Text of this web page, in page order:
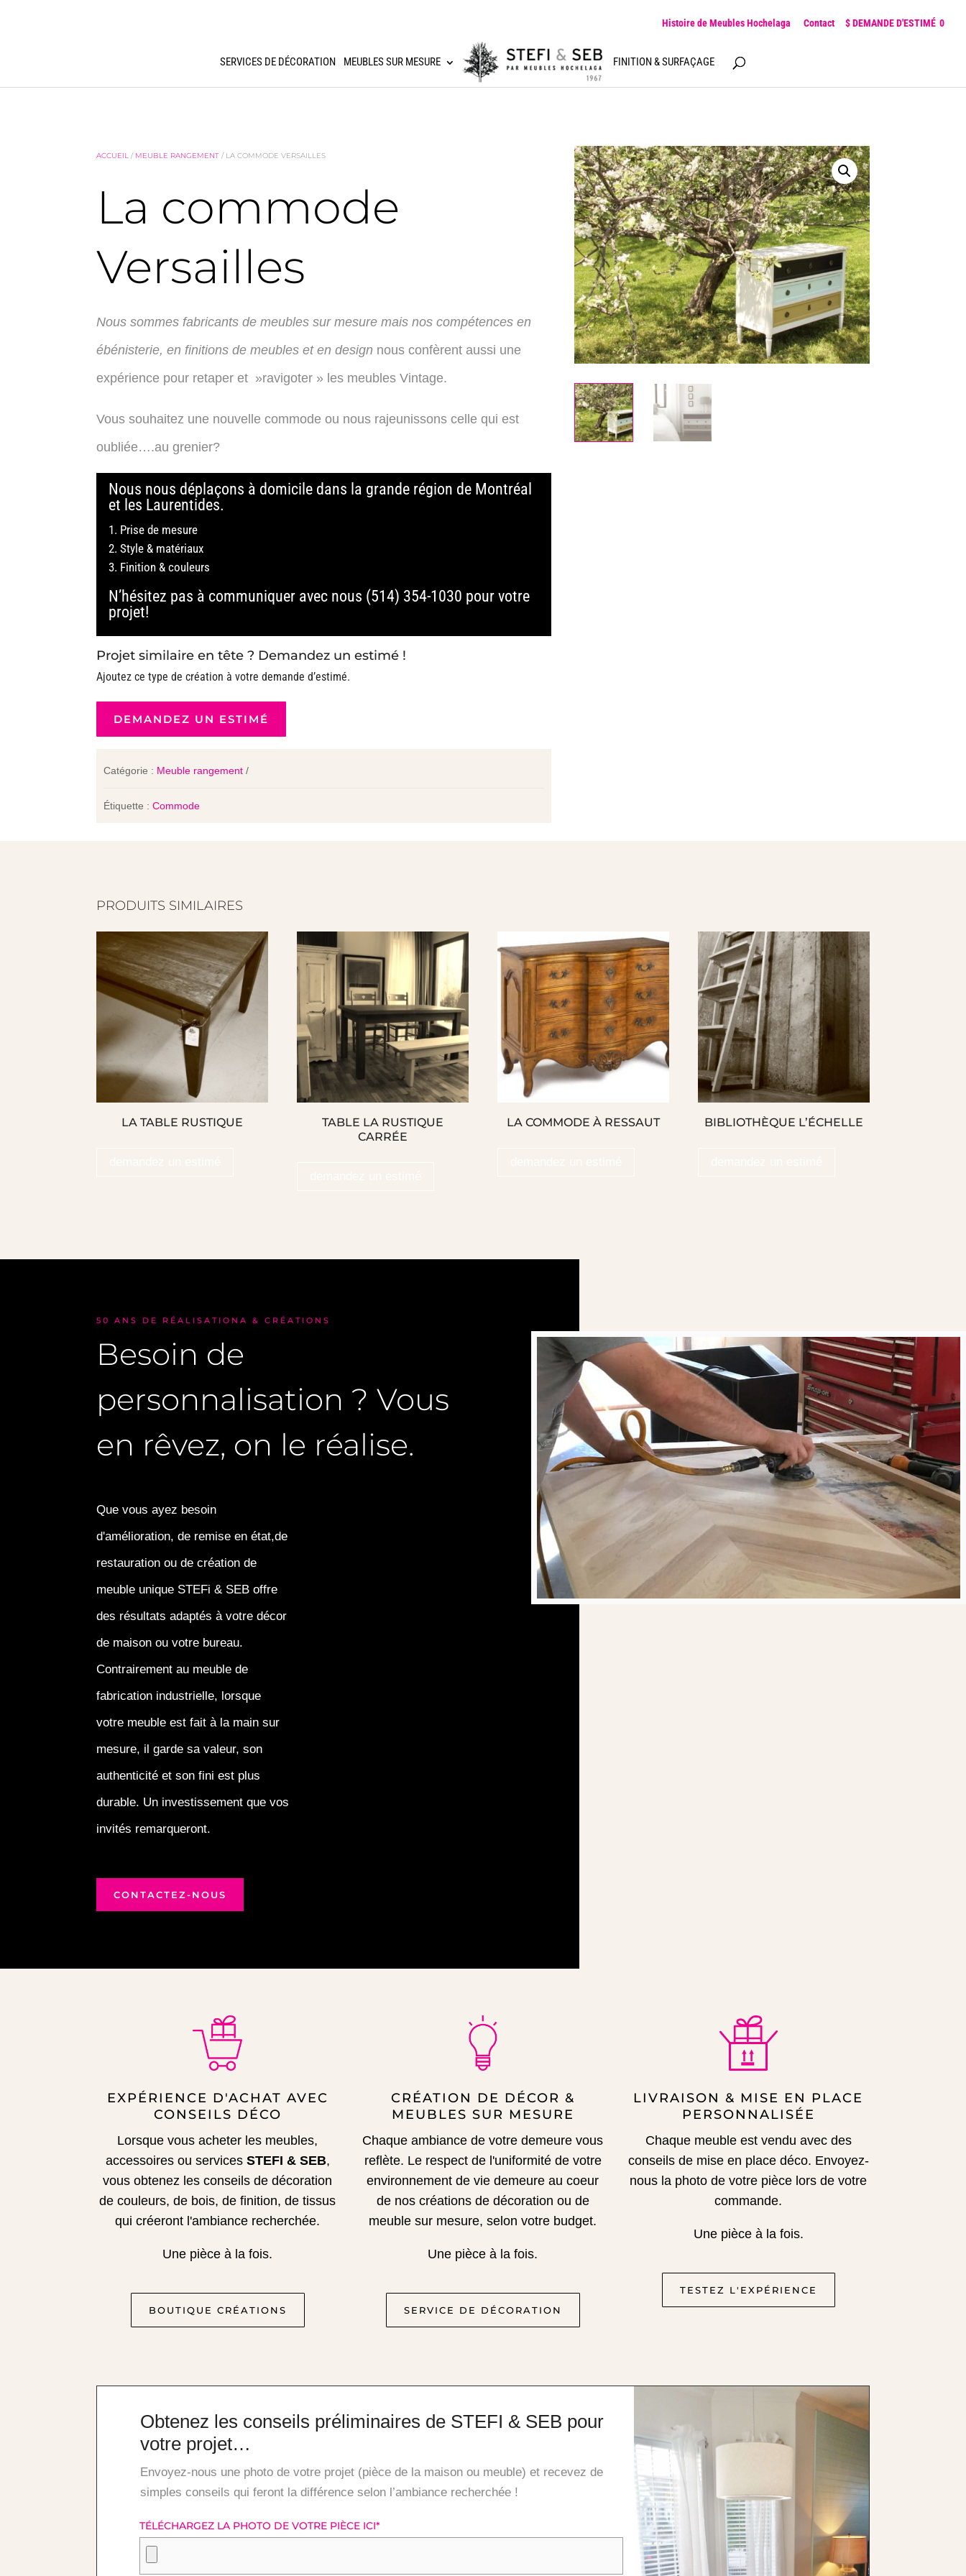
Histoire de Meubles Hochelaga Contact 0
SERVICES DE DÉCORATION MEUBLES SUR MESURE FINITION & SURFAÇAGE
ACCUEIL / MEUBLE RANGEMENT / LA COMMODE VERSAILLES
La commode
Versailles
Nous sommes fabricants de meubles sur mesure mais nos compétences en
ébénisterie, en finitions de meubles et en design nous confèrent aussi une
expérience pour retaper et »ravigoter » les meubles Vintage.
Vous souhaitez une nouvelle commode ou nous rajeunissons celle qui est
oubliée….au grenier?
Nous nous déplaçons à domicile dans la grande région de Montréal
et les Laurentides.
Prise de mesure
Style & matériaux
Finition & couleurs
N’hésitez pas à communiquer avec nous (514) 354-1030 pour votre
projet!
Projet similaire en tête ? Demandez un estimé !
Ajoutez ce type de création à votre demande d’estimé.
DEMANDEZ UN ESTIMÉ
Catégorie : Meuble rangement
Étiquette :Commode
PRODUITS SIMILAIRES
LA TABLE RUSTIQUE
TABLE LA RUSTIQUE
CARRÉE
LA COMMODE À RESSAUT BIBLIOTHÈQUE L’ÉCHELLE
50 ANS DE RÉALISATIONA & CRÉATIONS
Besoin de
personnalisation ? Vous
en rêvez, on le réalise.
Que vous ayez besoin
d'amélioration, de remise en état,de
restauration ou de création de
meuble unique STEFi & SEB offre
des résultats adaptés à votre décor
de maison ou votre bureau.
Contrairement au meuble de
fabrication industrielle, lorsque
votre meuble est fait à la main sur
mesure, il garde sa valeur, son
authenticité et son fini est plus
durable. Un investissement que vos
invités remarqueront.
CONTACTEZ-NOUS
EXPÉRIENCE D'ACHAT AVEC
CONSEILS DÉCO
Lorsque vous acheter les meubles,
accessoires ou services STEFI & SEB,
vous obtenez les conseils de décoration
de couleurs, de bois, de finition, de tissus
qui créeront l'ambiance recherchée.
Une pièce à la fois.
BOUTIQUE CRÉATIONS
CRÉATION DE DÉCOR &
MEUBLES SUR MESURE
Chaque ambiance de votre demeure vous
reflète. Le respect de l'uniformité de votre
environnement de vie demeure au coeur
de nos créations de décoration ou de
meuble sur mesure, selon votre budget.
Une pièce à la fois.
SERVICE DE DÉCORATION
LIVRAISON & MISE EN PLACE
PERSONNALISÉE
Chaque meuble est vendu avec des
conseils de mise en place déco. Envoyez-
nous la photo de votre pièce lors de votre
commande.
Une pièce à la fois.
TESTEZ L'EXPÉRIENCE
Obtenez les conseils préliminaires de STEFI & SEB pour
votre projet…
Envoyez-nous une photo de votre projet (pièce de la maison ou meuble) et recevez de
simples conseils qui feront la différence selon l’ambiance recherchée !
TÉLÉCHARGEZ LA PHOTO DE VOTRE PIÈCE ICI*